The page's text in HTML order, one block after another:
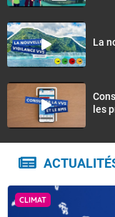
La
les
CLIMAT